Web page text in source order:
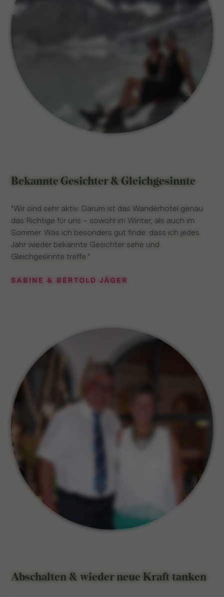
Bekannte Gesichter & Gleichgesinnte
"Wir sind sehr aktiv. Darum ist das Wanderhotel genau
das Richtige für uns – sowohl im Winter, als auch im
Sommer. Was ich besonders gut finde: dass ich jedes
Jahr wieder bekannte Gesichter sehe und
Gleichgesinnte treffe."
SABINE & BERTOLD JÄGER
Abschalten & wieder neue Kraft tanken